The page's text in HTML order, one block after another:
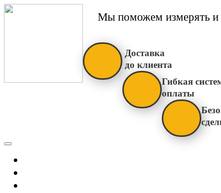
Мы поможем измерять и
Доставка
до клиента
Гибкая
оплаты